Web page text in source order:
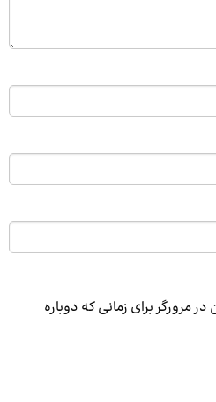
مرورگر برای زمانی که دوباره